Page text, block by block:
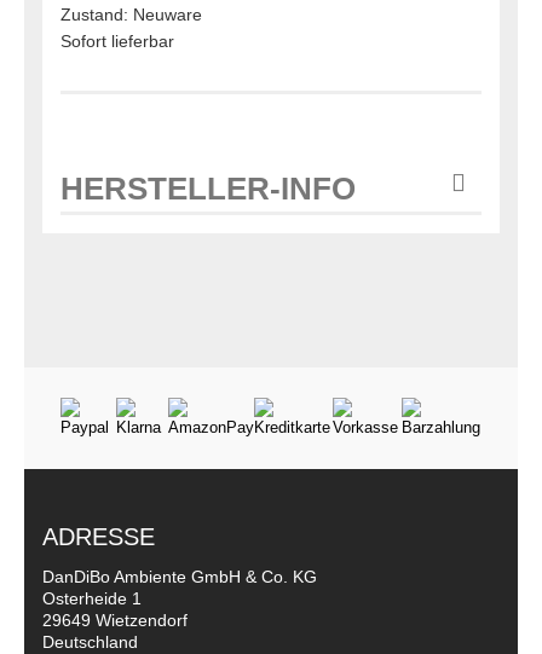
Zustand: Neuware
Sofort lieferbar
HERSTELLER-INFO
ADRESSE
DanDiBo Ambiente GmbH & Co. KG
Osterheide 1
29649 Wietzendorf
Deutschland